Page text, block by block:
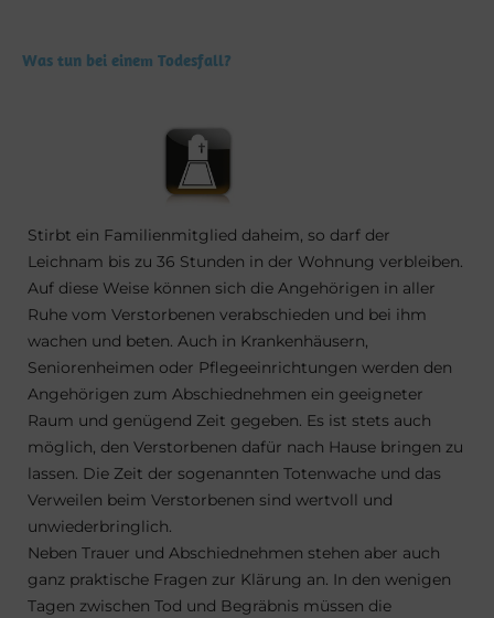
Was tun bei einem Todesfall?
Stirbt ein Familienmitglied daheim, so darf der
Leichnam bis zu 36 Stunden in der Wohnung verbleiben.
Auf diese Weise können sich die Angehörigen in aller
Ruhe vom Verstorbenen verabschieden und bei ihm
wachen und beten. Auch in Krankenhäusern,
Seniorenheimen oder Pflegeeinrichtungen werden den
Angehörigen zum Abschiednehmen ein geeigneter
Raum und genügend Zeit gegeben. Es ist stets auch
möglich, den Verstorbenen dafür nach Hause bringen zu
lassen. Die Zeit der sogenannten Totenwache und das
Verweilen beim Verstorbenen sind wertvoll und
unwiederbringlich.
Neben Trauer und Abschiednehmen stehen aber auch
ganz praktische Fragen zur Klärung an. In den wenigen
Tagen zwischen Tod und Begräbnis müssen die